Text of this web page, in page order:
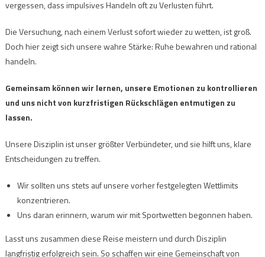
vergessen, dass impulsives Handeln oft zu Verlusten führt.
Die Versuchung, nach einem Verlust sofort wieder zu wetten, ist groß.
Doch hier zeigt sich unsere wahre Stärke: Ruhe bewahren und rational
handeln.
Gemeinsam können wir lernen, unsere Emotionen zu kontrollieren
und uns nicht von kurzfristigen Rückschlägen entmutigen zu
lassen.
Unsere Disziplin ist unser größter Verbündeter, und sie hilft uns, klare
Entscheidungen zu treffen.
Wir sollten uns stets auf unsere vorher festgelegten Wettlimits
konzentrieren.
Uns daran erinnern, warum wir mit Sportwetten begonnen haben.
Lasst uns zusammen diese Reise meistern und durch Disziplin
langfristig erfolgreich sein. So schaffen wir eine Gemeinschaft von